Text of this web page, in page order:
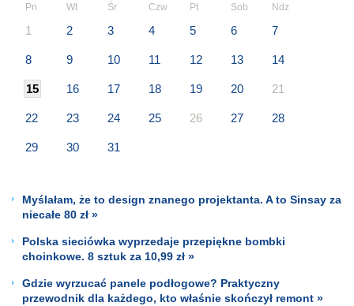
Pn Wt Śr Czw Pt Sob Ndz
1 2 3 4 5 6 7
8 9 10 11 12 13 14
15 16 17 18 19 20 21
22 23 24 25 26 27 28
29 30 31
Myślałam, że to design znanego projektanta. A to Sinsay za
niecałe 80 zł »
Polska sieciówka wyprzedaje przepiękne bombki
choinkowe. 8 sztuk za 10,99 zł »
Gdzie wyrzucać panele podłogowe? Praktyczny
przewodnik dla każdego, kto właśnie skończył remont »